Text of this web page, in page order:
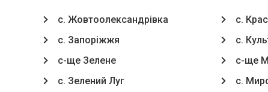
с. Жовтоолександрівка
с. Запоріжжя
с-ще Зелене
с. Зелений Луг
с.
с.
с-ще
с.